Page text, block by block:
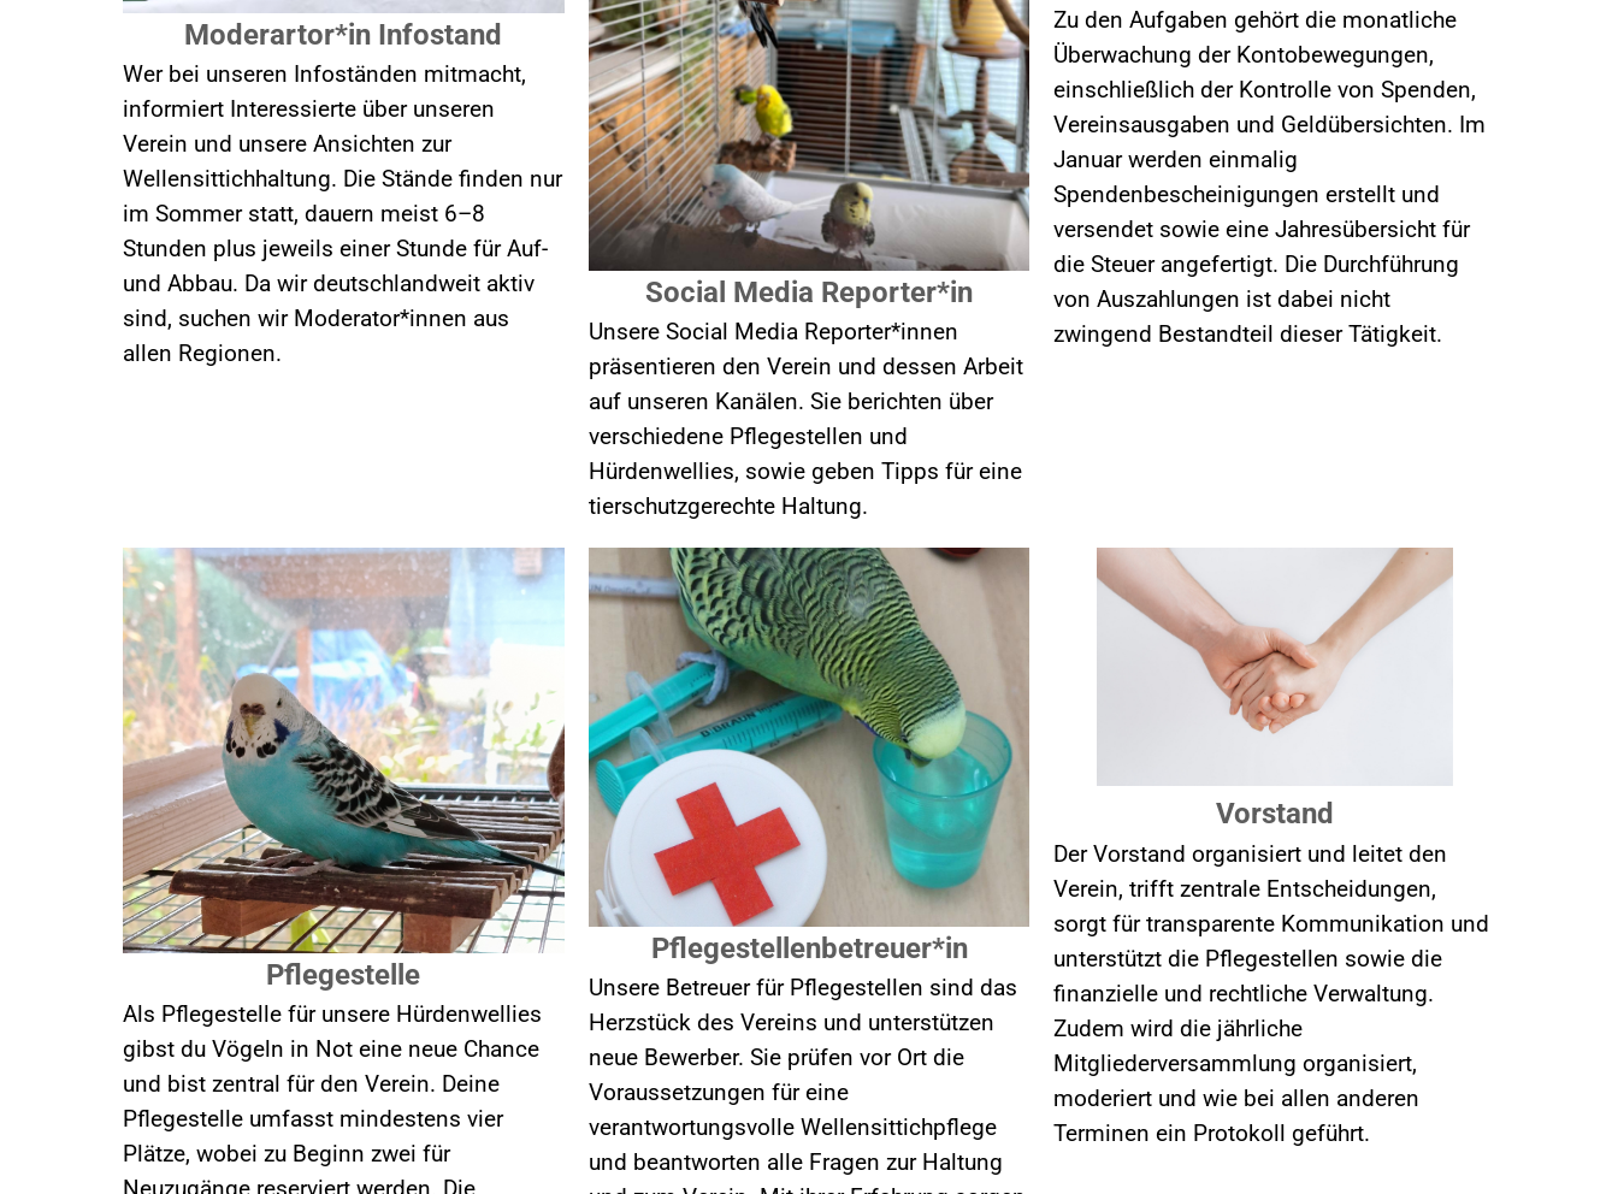
Moderartor*in Infostand
Wer bei unseren Infoständen mitmacht,
informiert Interessierte über unseren
Verein und unsere Ansichten zur
Wellensittichhaltung. Die Stände finden nur
im Sommer statt, dauern meist 6–8
Stunden plus jeweils einer Stunde für Auf-
und Abbau. Da wir deutschlandweit aktiv
sind, suchen wir Moderator*innen aus
allen Regionen.
Social Media Reporter*in
Unsere Social Media Reporter*innen
präsentieren den Verein und dessen Arbeit
auf unseren Kanälen. Sie berichten über
verschiedene Pflegestellen und
Hürdenwellies, sowie geben Tipps für eine
tierschutzgerechte Haltung.
Zu den Aufgaben gehört die monatliche
Überwachung der Kontobewegungen,
einschließlich der Kontrolle von Spenden,
Vereinsausgaben und Geldübersichten. Im
Januar werden einmalig
Spendenbescheinigungen erstellt und
versendet sowie eine Jahresübersicht für
die Steuer angefertigt. Die Durchführung
von Auszahlungen ist dabei nicht
zwingend Bestandteil dieser Tätigkeit.
Pflegestelle
Als Pflegestelle für unsere Hürdenwellies
gibst du Vögeln in Not eine neue Chance
und bist zentral für den Verein. Deine
Pflegestelle umfasst mindestens vier
Plätze, wobei zu Beginn zwei für
Pflegestellenbetreuer*in
Unsere Betreuer für Pflegestellen sind das
Herzstück des Vereins und unterstützen
neue Bewerber. Sie prüfen vor Ort die
Voraussetzungen für eine
verantwortungsvolle Wellensittichpflege
und beantworten alle Fragen zur Haltung
Vorstand
Der Vorstand organisiert und leitet den
Verein, trifft zentrale Entscheidungen,
sorgt für transparente Kommunikation und
unterstützt die Pflegestellen sowie die
finanzielle und rechtliche Verwaltung.
Zudem wird die jährliche
Mitgliederversammlung organisiert,
moderiert und wie bei allen anderen
Terminen ein Protokoll geführt.